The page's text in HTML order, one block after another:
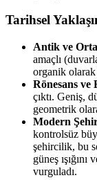
Tarihsel
Antik ve
amaçlı
organik
Rönesans ve
çıktı. Geniş,
geometrik
Modern
kontrolsüz
şehircilik, bu
güneş
vurguladı.